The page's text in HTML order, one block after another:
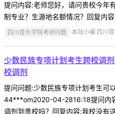
提问内容:老师您好，请问贵校今年
制专业？生源地名额情况？回复内
四川音乐学院考研问题 本站小编 四川
少数民族专项计划考生跨校调
校调剂
提问问题:少数民族专项计划考生可
44***om2020-04-2816:18提问内
调剂到贵校吗？回复内容:我校没有